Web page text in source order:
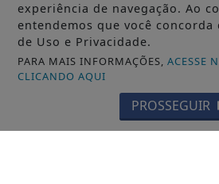
experiência de navegação. Ao
entendemos que você concorda
de Uso e Privacidade.
PARA MAIS INFORMAÇÕES,ACESSE
CLICANDO AQUI
PROSSEGUIR